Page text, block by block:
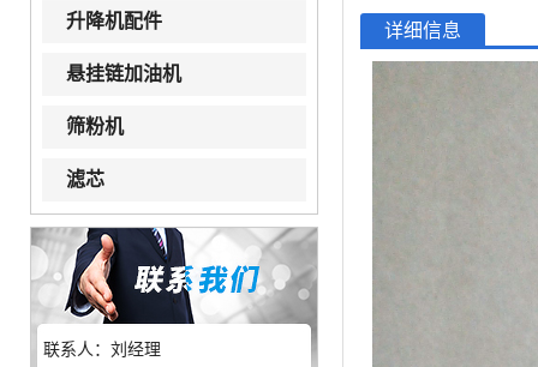
升降机配件
悬挂链加油机
筛粉机
滤芯
联系人：刘经理
详细信息